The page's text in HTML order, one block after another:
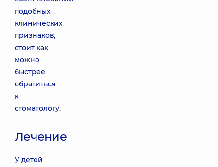
подобных
клинических
признаков,
стоит как
можно
быстрее
обратиться
к
стоматологу.
Лечение
У детей